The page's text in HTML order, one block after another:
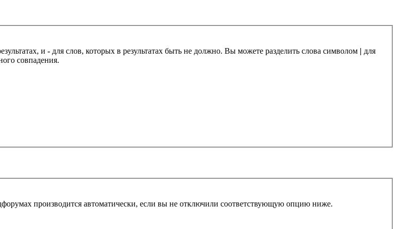
и - для слов, которых в результатах быть не должно. Вы можете разделить слова символом | для
совпадения.
производится автоматически, если вы не отключили соответствующую опцию ниже.